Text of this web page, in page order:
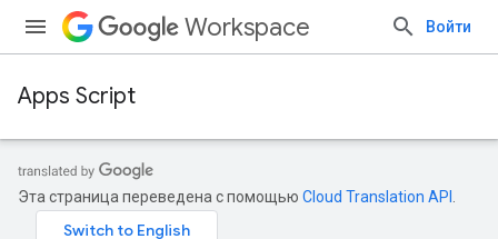
Workspace Войти
Apps Script
Эта страница переведена с помощью Cloud Translation API